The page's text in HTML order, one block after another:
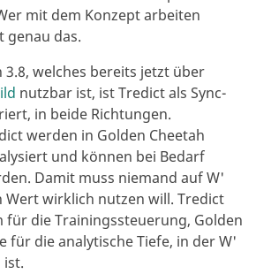
mit dem Konzept arbeiten
genau das.
3.8, welches bereits jetzt über
nutzbar ist, ist Tredict als Sync-
in beide Richtungen.
werden in Golden Cheetah
und können bei Bedarf
Damit muss niemand auf W'
Wert wirklich nutzen will. Tredict
die Trainingssteuerung, Golden
für die analytische Tiefe, in der W'
ist.